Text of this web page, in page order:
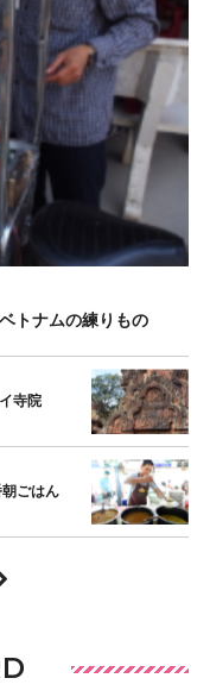
トナムの練りもの
寺院
ごはん